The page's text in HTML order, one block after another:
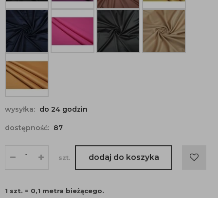
wysyłka: do 24 godzin
dostępność: 87
szt. dodaj do koszyka
1 szt. = 0,1 metra bieżącego.